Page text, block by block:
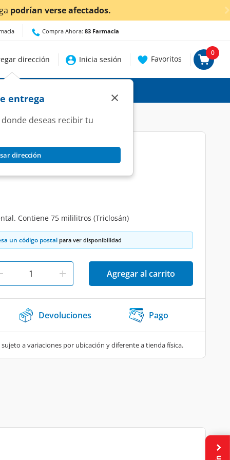
¡Ahora también en
Compra Ahora: 83 Farmacia
dirección
entrega
deseas recibir tu
dirección
×
Inicia sesión Favoritos
0
Dental, 75 ml.
Contiene 75 mililitros (Triclosán)
un código postal para ver disponibilidad
Agregar al carrito
Devoluciones Pago
a variaciones por ubicación y diferente a tienda física.